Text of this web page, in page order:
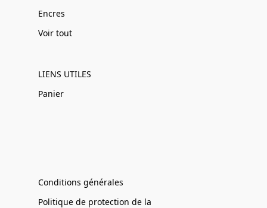
Encres
Voir tout
LIENS UTILES
Panier
Conditions générales
Politique de protection de la